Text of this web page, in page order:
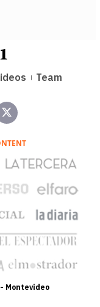
Team
Montevideo